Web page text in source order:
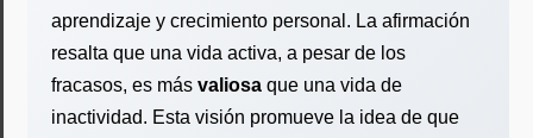
aprendizaje y crecimiento personal. La afirmación
resalta que una vida activa, a pesar de los
fracasos, es más valiosa que una vida de
inactividad. Esta visión promueve la idea de que